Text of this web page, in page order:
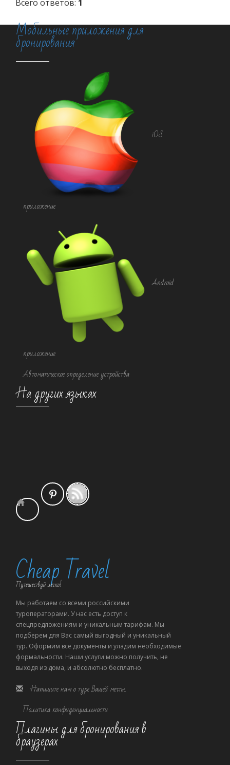
Всего ответов: 1
Мобильные приложения для
бронирования
iOS
приложение
Android
приложение
Автоматическое определение устройства
На других языках
Cheap Travel
Путешествуй легко!
Мы работаем со всеми российскими
туроператорами. У нас есть доступ к
спецпредложениям и уникальным тарифам. Мы
подберем для Вас самый выгодный и уникальный
тур. Оформим все документы и уладим необходимые
формальности. Наши услуги можно получить, не
выходя из дома, и абсолютно бесплатно.
Напишите нам о туре Вашей мечты.
Политика конфиденциальности
Плагины для бронирования в
браузерах